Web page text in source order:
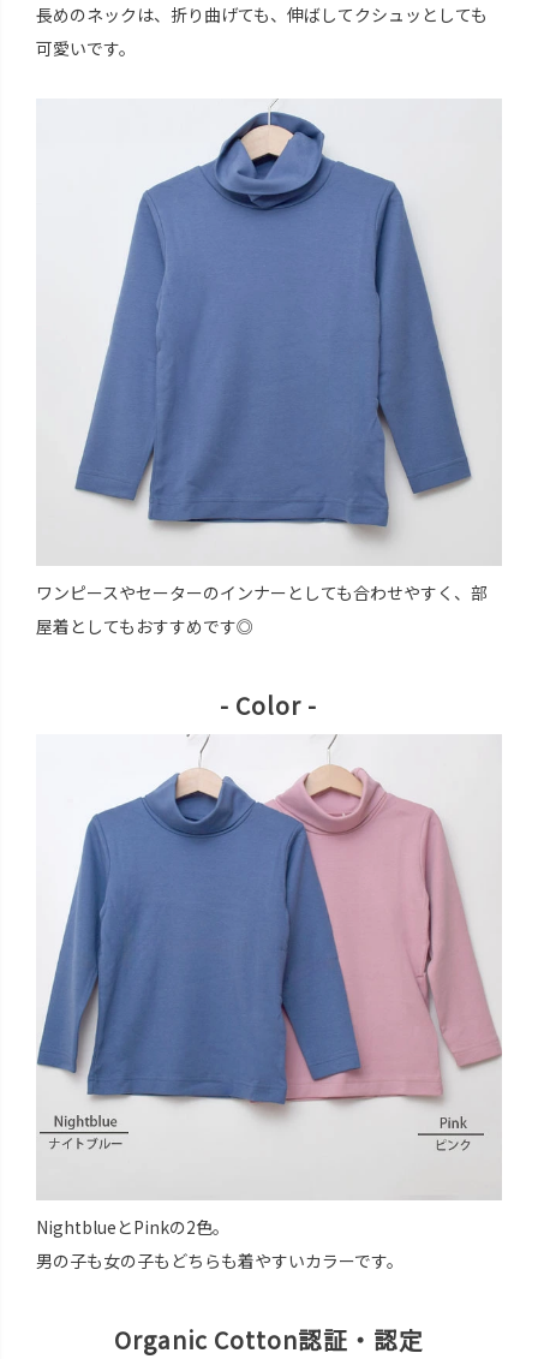
長めのネックは、折り曲げても、伸ばしてクシュッとしても
可愛いです。
ワンピースやセーターのインナーとしても合わせやすく、部
屋着としてもおすすめです◎
- Color -
NightblueとPinkの2色。
男の子も女の子もどちらも着やすいカラーです。
Organic Cotton認証・認定